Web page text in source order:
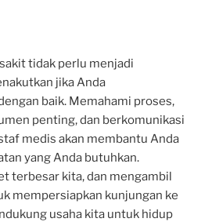
tidak perlu menjadi
jika Anda
baik. Memahami proses,
penting, dan berkomunikasi
medis akan membantu Anda
yang Anda butuhkan.
terbesar kita, dan mengambil
mempersiapkan kunjungan ke
usaha kita untuk hidup